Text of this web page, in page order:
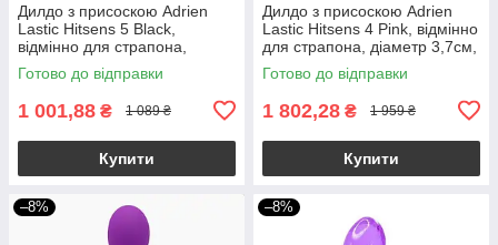
Дилдо з присоскою Adrien
Lastic Hitsens 5 Black,
відмінно для страпона,
діаметр 2,4 см, довжина
13см
Готово до відправки
1 001,88 ₴ 1 089 ₴
Купити
Дилдо з присоскою Adrien
Lastic Hitsens 4 Pink, відмінно
для страпона, діаметр 3,7см,
довжина 17,8см
Готово до відправки
1 802,28 ₴ 1 959 ₴
Купити
–8% –8%